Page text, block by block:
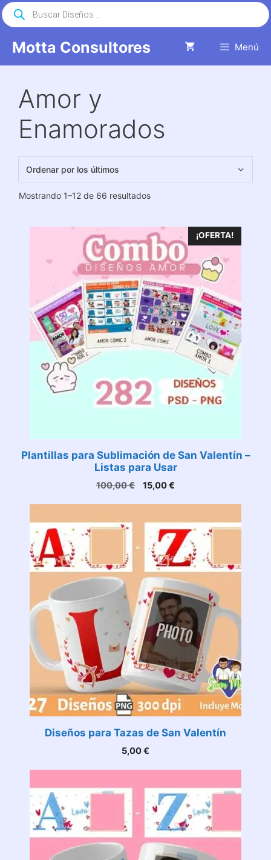
Saltar
al
Motta Consultores Menú
Búsqueda
de
productos
Amor y
Enamorados
Mostrando 1–12 de 66 resultadosOrdenado
últimos
¡OFERTA!
Plantillas para Sublimación de San Valentín –
Listas para Usar
100,00€
El
era:
100,00 €.
15,00€
es:
15,00 €.
Diseños para Tazas de San Valentín
5,00€